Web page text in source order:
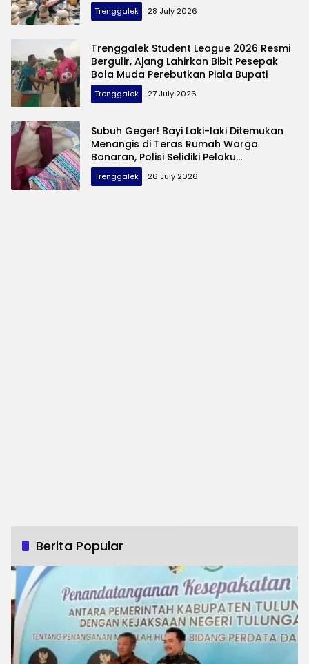
Trenggalek 28 July 2026
Trenggalek Student League 2026 Resmi
Bergulir, Ajang Lahirkan Bibit Pesepak
Bola Muda Perebutkan Piala Bupati
Trenggalek 27 July 2026
Subuh Geger! Bayi Laki-laki Ditemukan
Menangis di Teras Rumah Warga
Banaran, Polisi Selidiki Pelaku
Pembuangan
Trenggalek 26 July 2026
Berita Popular